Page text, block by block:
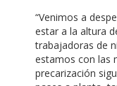
“Venimos a
estar a la altura
trabajadoras de
estamos con las
precarización